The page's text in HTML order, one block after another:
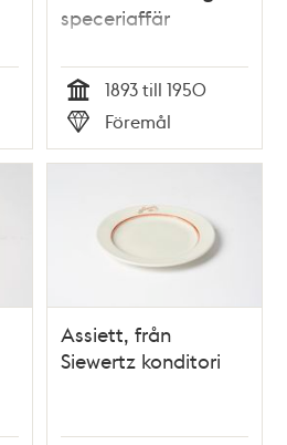
speceriaffär
Tid
1893 till 1950
Typ
Föremål
Assiett, från
Siewertz konditori